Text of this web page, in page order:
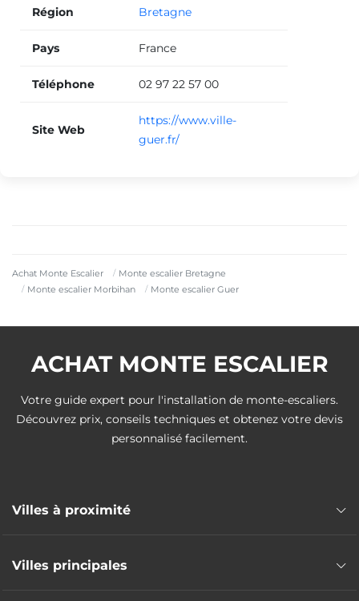
Achat Monte Escalier
Monte escalier Bretagne
Monte escalier Morbihan
Monte escalier Guer
Région Bretagne
Pays France
Téléphone 02 97 22 57 00
Site Web
https://www.ville-
guer.fr/
ACHAT MONTE ESCALIER
Votre guide expert pour l'installation de monte-escaliers.
Découvrez prix, conseils techniques et obtenez votre devis
personnalisé facilement.
Villes à proximité
Monte escalier Guignen
Villes principales